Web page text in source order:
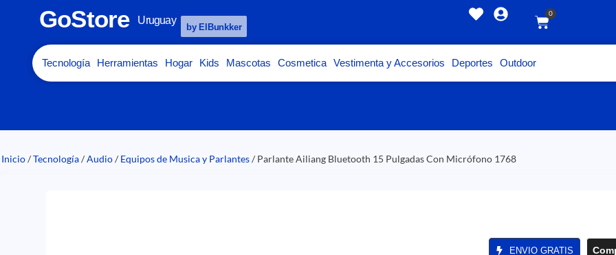
GoStore Uruguay
by ElBunkker
0
Tecnología Herramientas Hogar Kids Mascotas Cosmetica Vestimenta y Accesorios Deportes Outdoor
Inicio/Tecnología/Audio/ Equipos de Musica y Parlantes/ Parlante Ailiang Bluetooth 15 Pulgadas Con Micrófono 1768
ENVIO GRATIS